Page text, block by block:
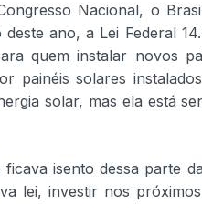
Nacional, o
ano, a Lei Federal
quem instalar novos
painéis solares
solar, mas ela está
isento dessa parte
lei, investir nos